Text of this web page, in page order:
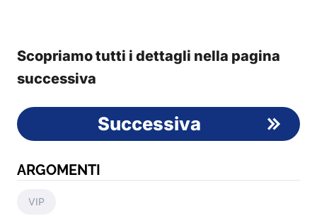
Scopriamo tutti i dettagli nella pagina
successiva
Successiva
ARGOMENTI
VIP